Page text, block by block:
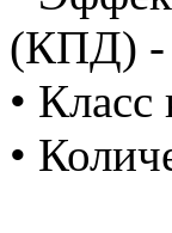
(КПД) -
• Класс
•